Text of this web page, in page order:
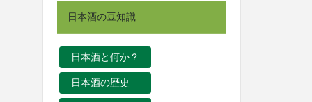
日本酒の豆知識
日本酒と何か？
日本酒の歴史